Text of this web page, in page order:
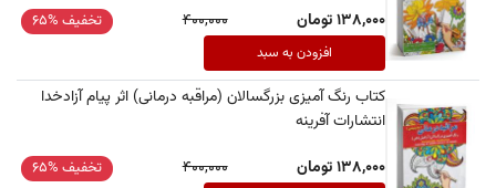
138,000 تومان
400,000 تخفیف %65
افزودن به سبد
کتاب رنگ آمیزی بزرگسالان (مراقبه درمانی) اثر پیام آزادخدا
انتشارات آفرینه
138,000 تومان
400,000 تخفیف %65